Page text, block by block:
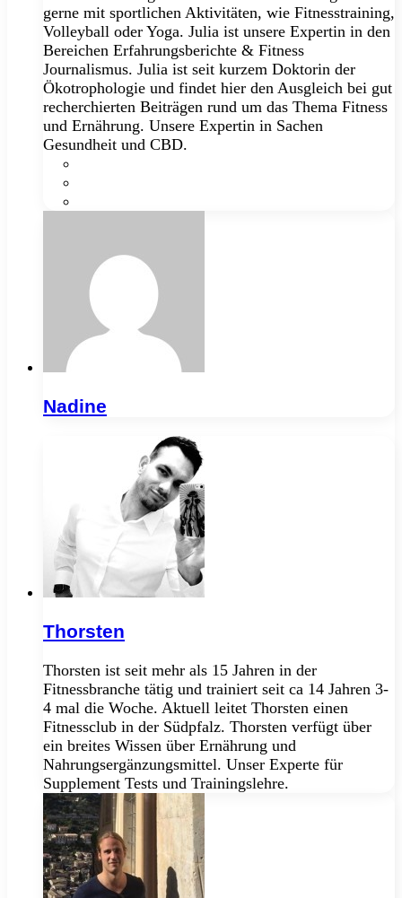
gerne mit sportlichen Aktivitäten, wie Fitnesstraining,
Volleyball oder Yoga. Julia ist unsere Expertin in den
Bereichen Erfahrungsberichte & Fitness
Journalismus. Julia ist seit kurzem Doktorin der
Ökotrophologie und findet hier den Ausgleich bei gut
recherchierten Beiträgen rund um das Thema Fitness
und Ernährung. Unsere Expertin in Sachen
Gesundheit und CBD.
Nadine
Thorsten
Thorsten ist seit mehr als 15 Jahren in der
Fitnessbranche tätig und trainiert seit ca 14 Jahren 3-
4 mal die Woche. Aktuell leitet Thorsten einen
Fitnessclub in der Südpfalz. Thorsten verfügt über
ein breites Wissen über Ernährung und
Nahrungsergänzungsmittel. Unser Experte für
Supplement Tests und Trainingslehre.